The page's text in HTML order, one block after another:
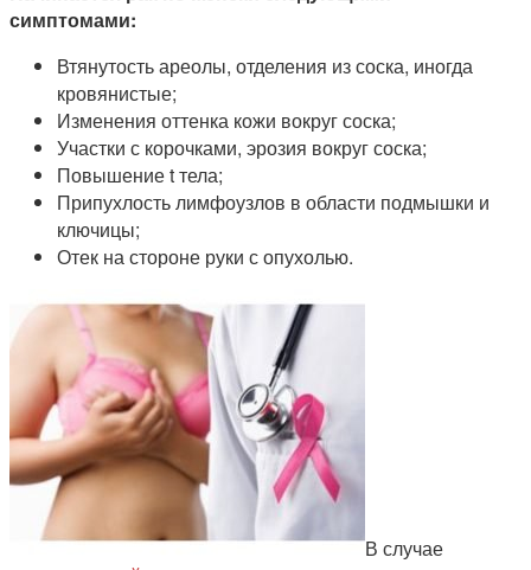
симптомами:
Втянутость ареолы, отделения из соска, иногда
кровянистые;
Изменения оттенка кожи вокруг соска;
Участки с корочками, эрозия вокруг соска;
Повышение t тела;
Припухлость лимфоузлов в области подмышки и
ключицы;
Отек на стороне руки с опухолью.
В случае